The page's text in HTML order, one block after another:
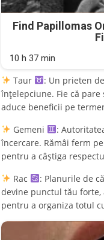
Find Papillomas
10 h 37 min
Taur
: Un prieten
înțelepciune. Fie că pare
aduce beneficii pe
Gemeni
:
încercare. Rămâi ferm
pentru a câștiga
Rac
: Planurile de
devine punctul tău forte,
pentru a organiza totul